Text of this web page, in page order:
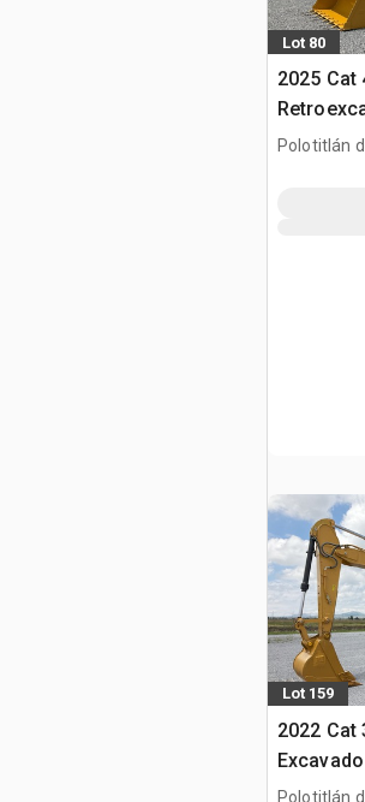
Lot 80
2025 Cat
Polotitlán
Lot 159
2022 Cat
Koparka
Polotitlán